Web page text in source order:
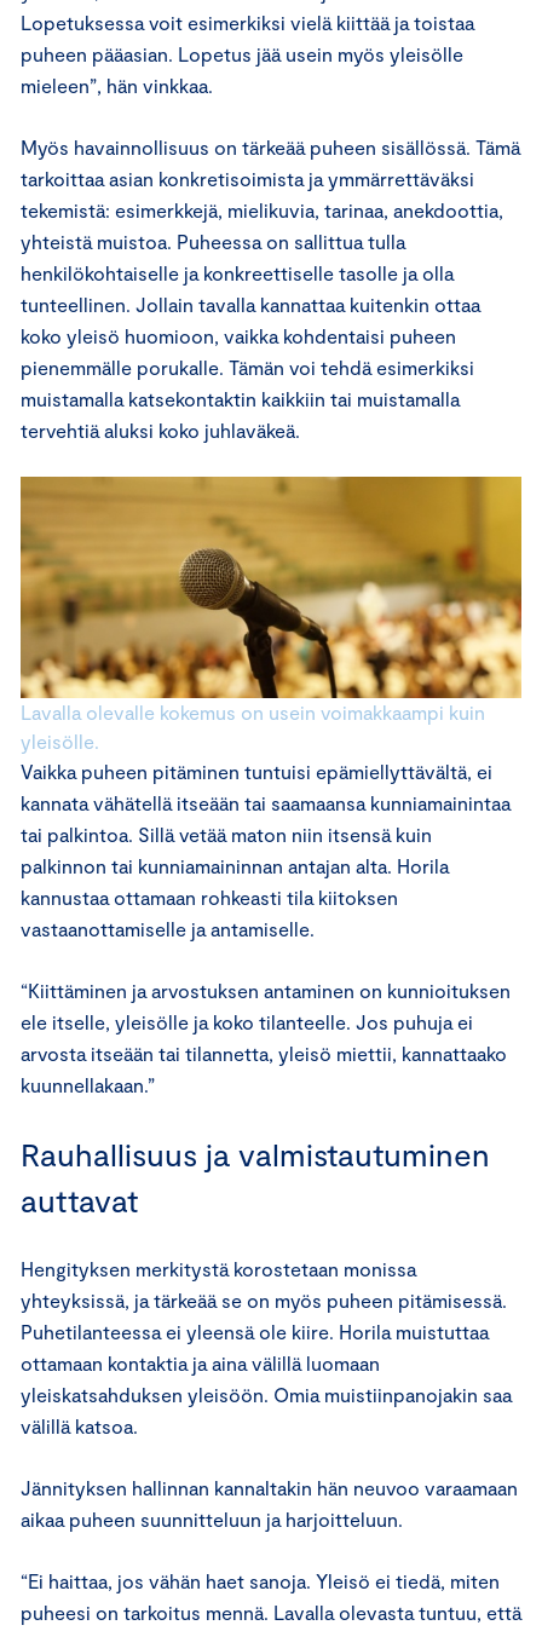
Lopetuksessa voit esimerkiksi vielä kiittää ja toistaa
puheen pääasian. Lopetus jää usein myös yleisölle
mieleen”, hän vinkkaa.
Myös havainnollisuus on tärkeää puheen sisällössä. Tämä
tarkoittaa asian konkretisoimista ja ymmärrettäväksi
tekemistä: esimerkkejä, mielikuvia, tarinaa, anekdoottia,
yhteistä muistoa. Puheessa on sallittua tulla
henkilökohtaiselle ja konkreettiselle tasolle ja olla
tunteellinen. Jollain tavalla kannattaa kuitenkin ottaa
koko yleisö huomioon, vaikka kohdentaisi puheen
pienemmälle porukalle. Tämän voi tehdä esimerkiksi
muistamalla katsekontaktin kaikkiin tai muistamalla
tervehtiä aluksi koko juhlaväkeä.
Lavalla olevalle kokemus on usein voimakkaampi kuin
yleisölle.
Vaikka puheen pitäminen tuntuisi epämiellyttävältä, ei
kannata vähätellä itseään tai saamaansa kunniamainintaa
tai palkintoa. Sillä vetää maton niin itsensä kuin
palkinnon tai kunniamaininnan antajan alta. Horila
kannustaa ottamaan rohkeasti tila kiitoksen
vastaanottamiselle ja antamiselle.
“Kiittäminen ja arvostuksen antaminen on kunnioituksen
ele itselle, yleisölle ja koko tilanteelle. Jos puhuja ei
arvosta itseään tai tilannetta, yleisö miettii, kannattaako
kuunnellakaan.”
Rauhallisuus ja valmistautuminen
auttavat
Hengityksen merkitystä korostetaan monissa
yhteyksissä, ja tärkeää se on myös puheen pitämisessä.
Puhetilanteessa ei yleensä ole kiire. Horila muistuttaa
ottamaan kontaktia ja aina välillä luomaan
yleiskatsahduksen yleisöön. Omia muistiinpanojakin saa
välillä katsoa.
Jännityksen hallinnan kannaltakin hän neuvoo varaamaan
aikaa puheen suunnitteluun ja harjoitteluun.
“Ei haittaa, jos vähän haet sanoja. Yleisö ei tiedä, miten
puheesi on tarkoitus mennä. Lavalla olevasta tuntuu, että